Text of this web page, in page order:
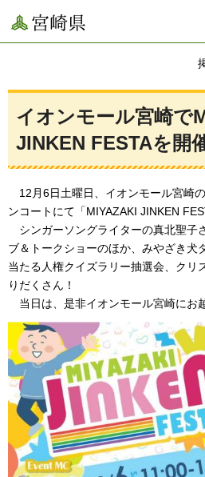
宮崎県
イオンモール宮崎で
JINKEN FESTAを開
1 2月6日土曜日、イオンモール宮崎
ンコートにて「MIYAZAKI JINKEN
シンガーソングライターの真北聖子
ブ＆トークショーのほか、みやざき犬
当たる人権クイズラリー抽選会、クリ
りだくさん！
当 日は、是非イオンモール宮崎にお